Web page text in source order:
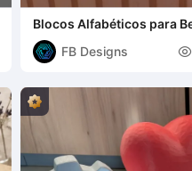
Blocos Alfabéticos para
FB Designs
